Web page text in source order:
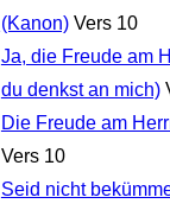
(Kanon) Vers 10
Ja, die Freude am
du denkst an mich)
Die Freude am
Vers 10
Seid nicht